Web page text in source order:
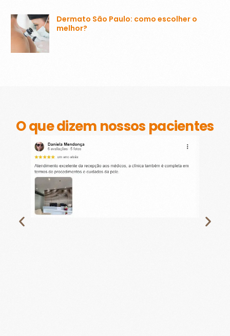
Dermato São Paulo: como escolher o
melhor?
O que dizem nossos pacientes